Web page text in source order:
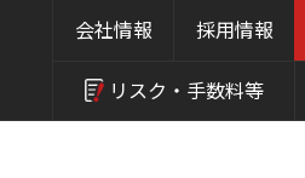
会社情報 採用情報
リスク・ 手数料等